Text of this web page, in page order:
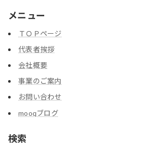
メニュー
ＴＯＰページ
代表者挨拶
会社概要
事業のご案内
お問い合わせ
mooqブログ
検索